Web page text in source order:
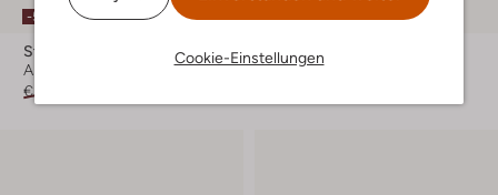
Cookie-Einstellungen
-50%
Stefano Lauran
Ankle Boots
€ 219,99
-50%
Blasz
Ankle Boots